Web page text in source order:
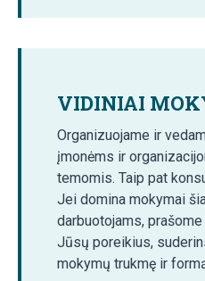
VIDINIAI
Organizuojame ir
įmonėms ir
temomis. Taip pat
Jei domina mokymai
darbuotojams,
Jūsų poreikius,
mokymų trukmę ir